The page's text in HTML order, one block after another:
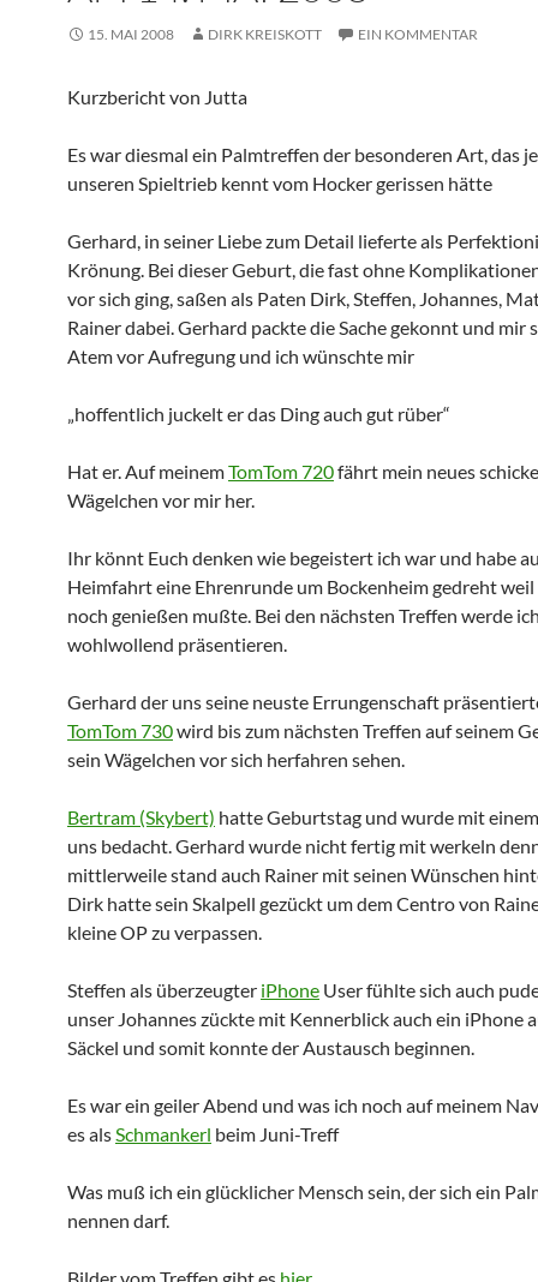
15. MAI 2008 DIRK KREISKOTT EIN KOMMENTAR
Kurzbericht von Jutta
Es war diesmal ein Palmtreffen der besonderen Art, das
unseren Spieltrieb kennt vom Hocker gerissen hätte
Gerhard, in seiner Liebe zum Detail lieferte als
Krönung. Bei dieser Geburt, die fast ohne
vor sich ging, saßen als Paten Dirk, Steffen, Johannes,
Rainer dabei. Gerhard packte die Sache gekonnt und mir
Atem vor Aufregung und ich wünschte mir
„hoffentlich juckelt er das Ding auch gut rüber“
Hat er. Auf meinemTomTom 720fährt mein neues
Wägelchen vor mir her.
Ihr könnt Euch denken wie begeistert ich war und habe
Heimfahrt eine Ehrenrunde um Bockenheim gedreht weil
noch genießen mußte. Bei den nächsten Treffen werde
wohlwollend präsentieren.
Gerhard der uns seine neuste Errungenschaft
TomTom 730wird bis zum nächsten Treffen auf seinem
sein Wägelchen vor sich herfahren sehen.
Bertram (Skybert) hatte Geburtstag und wurde mit
uns bedacht. Gerhard wurde nicht fertig mit werkeln
mittlerweile stand auch Rainer mit seinen Wünschen
Dirk hatte sein Skalpell gezückt um dem Centro von
kleine OP zu verpassen.
Steffen als überzeugter iPhone User fühlte sich auch
unser Johannes zückte mit Kennerblick auch ein iPhone
Säckel und somit konnte der Austausch beginnen.
Es war ein geiler Abend und was ich noch auf meinem
es alsSchmankerl beim Juni-Treff
Was muß ich ein glücklicher Mensch sein, der sich ein
nennen darf.